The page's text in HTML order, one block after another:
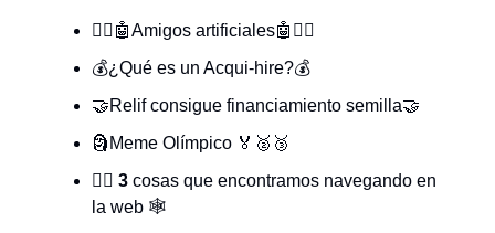
👯‍♀️🤖Amigos artificiales🤖👯‍♀️
💰¿Qué es un Acqui-hire?💰
🤝Relif consigue financiamiento semilla🤝
🗿Meme Olímpico 🏅🥈🥉
🏄‍♂️ 3 cosas que encontramos navegando en
la web 🕸️